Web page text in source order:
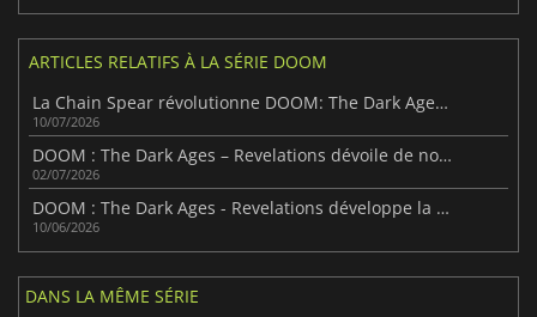
ARTICLES RELATIFS À LA SÉRIE DOOM
La Chain Spear révolutionne DOOM: The Dark Ages – Revelations
10/07/2026
DOOM : The Dark Ages – Revelations dévoile de nouvelles informations avant sa sortie le 7 juillet
02/07/2026
DOOM : The Dark Ages - Revelations développe la croisade du Tueur le 7 juillet
10/06/2026
DANS LA MÊME SÉRIE